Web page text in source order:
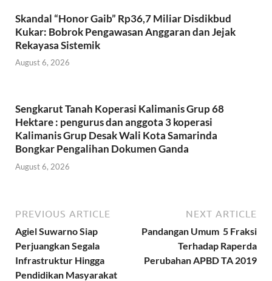
Skandal “Honor Gaib” Rp36,7 Miliar Disdikbud
Kukar: Bobrok Pengawasan Anggaran dan Jejak
Rekayasa Sistemik
August 6, 2026
Sengkarut Tanah Koperasi Kalimanis Grup 68
Hektare : pengurus dan anggota 3 koperasi
Kalimanis Grup Desak Wali Kota Samarinda
Bongkar Pengalihan Dokumen Ganda
August 6, 2026
PREVIOUS ARTICLE
Agiel Suwarno Siap
Perjuangkan Segala
Infrastruktur Hingga
Pendidikan Masyarakat
NEXT ARTICLE
Pandangan Umum 5 Fraksi
Terhadap Raperda
Perubahan APBD TA 2019